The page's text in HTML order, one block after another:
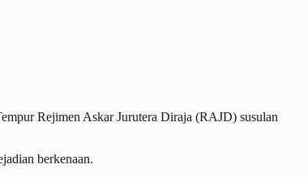
Rejimen Askar Jurutera Diraja (RAJD) susulan
berkenaan.